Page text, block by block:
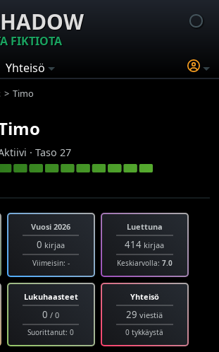
FIKTIOTA
Yhteisö
Timo
· Taso 27
Vuosi 2026
0 kirjaa
Viimeisin: -
Luettuna
414 kirjaa
Keskiarvolla: 7.0
Lukuhaasteet
0 / 0
Suorittanut: 0
Yhteisö
29 viestiä
0 tykkäystä